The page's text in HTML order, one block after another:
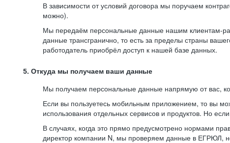
В зависимости от условий договора мы поручаем
можно).
Мы передаём персональные данные нашим клиентам-
данные трансгранично, то есть за пределы страны
работодатель приобрёл доступ к нашей базе данных.
5. Откуда мы получаем ваши данные
Мы получаем персональные данные напрямую от вас,
Если вы пользуетесь мобильным приложением, то вы
использования отдельных сервисов и продуктов. Но
В случаях, когда это прямо предусмотрено нормами
директор компании N, мы проверяем данные в ЕГРЮЛ,